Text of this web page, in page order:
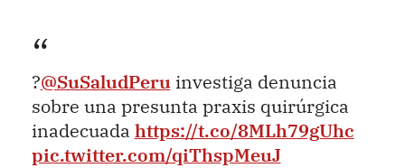
?@SuSaludPeruinvestiga denuncia
sobre una presunta praxis quirúrgica
inadecuada https://t.co/8MLh79gUhc
pic.twitter.com/qiThspMeuJ